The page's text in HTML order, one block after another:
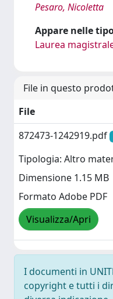
Pesaro, Nicoletta
Appare nelle
Laurea
File in questo
File
872473-1242919.pdf
Tipologia: Altro
Dimensione 1.15 MB
Formato Adobe PDF
Visualizza/Apri
I documenti in
copyright e tutti i